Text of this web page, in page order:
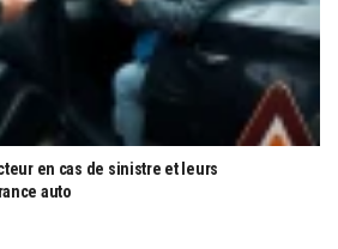
en cas de sinistre et leurs
auto